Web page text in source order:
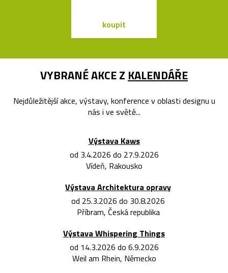
koupit
VYBRANÉ AKCE Z KALENDÁŘE
Nejdůležitější akce, výstavy, konference v oblasti designu u
nás i ve světě...
Výstava Kaws
od 3.4.2026 do 27.9.2026
Vídeň, Rakousko
Výstava Architektura opravy
od 25.3.2026 do 30.8.2026
Příbram, Česká republika
Výstava Whispering Things
od 14.3.2026 do 6.9.2026
Weil am Rhein, Německo